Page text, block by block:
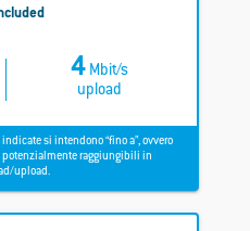
4 Mbit/s
upload
si intendono “fino a”, ovvero
raggiungibili in
upload.